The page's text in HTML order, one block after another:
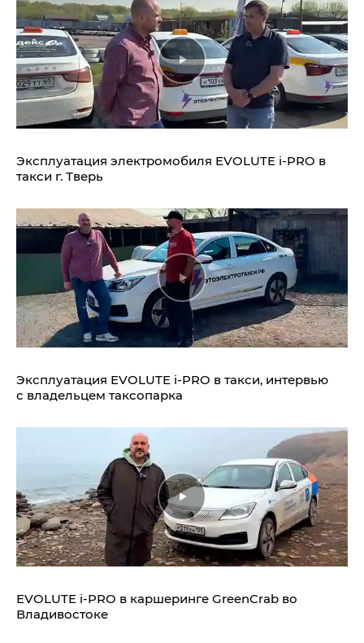
Эксплуатация электромобиля EVOLUTE i‑PRO в
такси г. Тверь
Эксплуатация EVOLUTE i‑PRO в такси, интервью
с владельцем таксопарка
EVOLUTE i‑PRO в каршеринге GreenCrab во
Владивостоке